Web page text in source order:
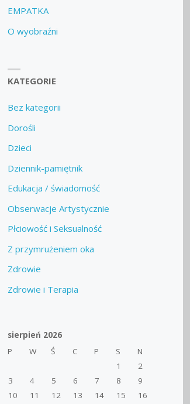
EMPATKA
O wyobraźni
KATEGORIE
Bez kategorii
Dorośli
Dzieci
Dziennik-pamiętnik
Edukacja / świadomość
Obserwacje Artystycznie
Płciowość i Seksualność
Z przymrużeniem oka
Zdrowie
Zdrowie i Terapia
sierpień 2026
P
W Ś C P S
N
1
2
3
4 5 6 7 8
9
10
11 12 13 14 15
16